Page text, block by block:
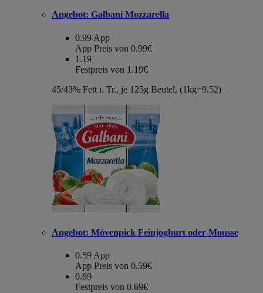
Angebot: Galbani Mozzarella
0.99 App
App Preis von 0.99€
1.19
Festpreis von 1.19€
45/43% Fett i. Tr., je 125g Beutel, (1kg=9.52)
Angebot: Mövenpick Feinjoghurt oder Mousse
0.59 App
App Preis von 0.59€
0.69
Festpreis von 0.69€